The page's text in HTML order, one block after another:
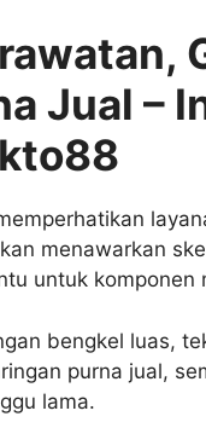
Jual –
menawarkan
untuk komponen
bengkel luas,
purna jual,
lama.